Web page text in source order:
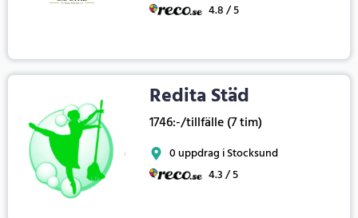
4.8 / 5
Redita Städ
1746:-/tillfälle (7 tim)
0 uppdrag i Stocksund
4.3 / 5